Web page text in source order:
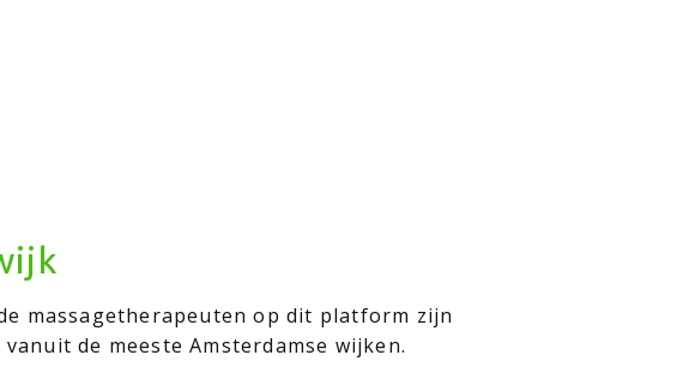
massagetherapeuten op dit platform zijn
de meeste Amsterdamse wijken.